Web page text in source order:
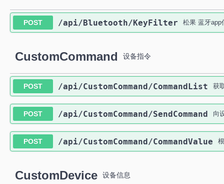
POST ​/api​/Bluetooth​/KeyFilter 松果 蓝牙app
CustomCommand 设备指令
POST ​/api​/CustomCommand​/CommandList 获
POST ​/api​/CustomCommand​/SendCommand 向
POST ​/api​/CustomCommand​/CommandValue
CustomDevice 设备信息